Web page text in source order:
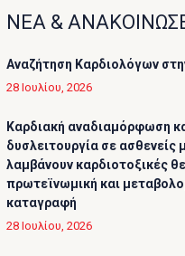
ΝΕΑ &
Αναζήτηση Καρδιολόγων
28 Ιουλίου, 2026
Καρδιακή αναδιαμόρφωση
δυσλειτουργία σε ασθενείς
λαμβάνουν καρδιοτοξικές
πρωτεϊνωμική και
καταγραφή
28 Ιουλίου, 2026